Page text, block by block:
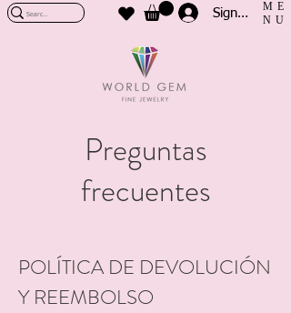
Sign In
ME
NU
Preguntas
frecuentes
POLÍTICA DE DEVOLUCIÓN
Y REEMBOLSO